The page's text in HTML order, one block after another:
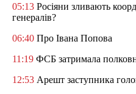
05:13 Росіяни зливають
генералів?
06:40 Про Івана Попова
11:19 ФСБ затримала
12:53 Арешт заступника